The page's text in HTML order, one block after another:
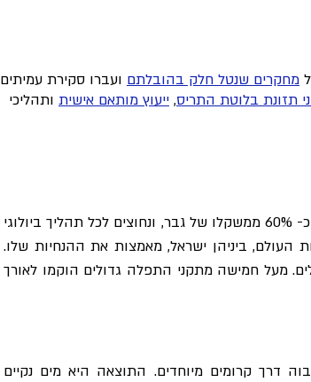
מחקרים שנטל חלק בהובלתם ועברו סקירת עמיתים
תזונת בלוטת התריס, ייעוץ מותאם אישית ותהליכי
מים הם מרכיב תזונה קריטי לחיי האדם. הם מהווים בממוצע 55-60% ממשקלה של אשה, וכ- 60% ממשקלו של גבר, ונחוצים לכל תהליך ביולוגי
העולם, ביניהן ישראל, מאמצות את ההנחיות שלו.
מעל חמישה מתקני התפלה גדולים הוקמו לאורך
דרך קרומים מיוחדים. התוצאה היא מים נקיים